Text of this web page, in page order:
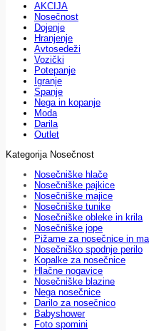
AKCIJA
Nosečnost
Dojenje
Hranjenje
Avtosedeži
Vozički
Potepanje
Igranje
Spanje
Nega in kopanje
Moda
Darila
Outlet
Kategorija Nosečnost
Nosečniške hlače
Nosečniške pajkice
Nosečniške majice
Nosečniške tunike
Nosečniške obleke in krila
Nosečniške jope
Pižame za nosečnice in
Nosečniško spodnje perilo
Kopalke za nosečnice
Hlačne nogavice
Nosečniške blazine
Nega nosečnice
Darilo za nosečnico
Babyshower
Foto spomini